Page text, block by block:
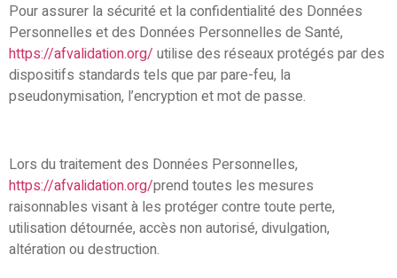
Pour assurer la sécurité et la confidentialité des Données
Personnelles et des Données Personnelles de Santé,
https://afvalidation.org/ utilise des réseaux protégés par des
dispositifs standards tels que par pare-feu, la
pseudonymisation, l’encryption et mot de passe.
Lors du traitement des Données Personnelles,
https://afvalidation.org/prend toutes les mesures
raisonnables visant à les protéger contre toute perte,
utilisation détournée, accès non autorisé, divulgation,
altération ou destruction.